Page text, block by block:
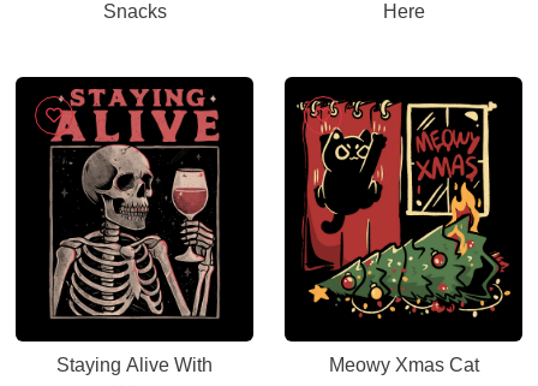
Snacks
Here
Staying Alive With
Meowy Xmas Cat